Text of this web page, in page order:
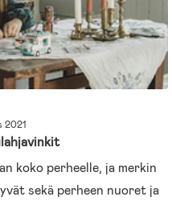
2021
koko perheelle, ja merkin
sekä perheen nuoret ja